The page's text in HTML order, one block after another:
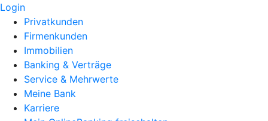
Login
Privatkunden
Firmenkunden
Immobilien
Banking & Verträge
Service & Mehrwerte
Meine Bank
Karriere